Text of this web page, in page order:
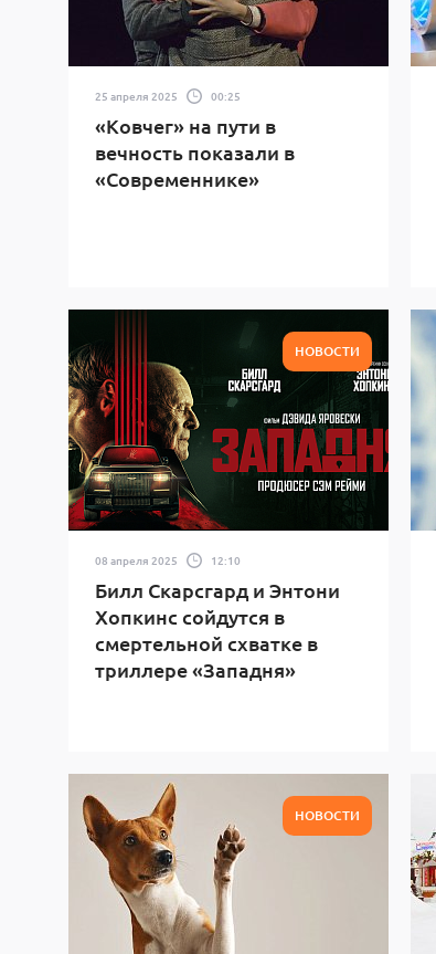
25 апреля 2025 00:25
«Ковчег» на пути в
вечность показали в
«Современнике»
НОВОСТИ
08 апреля 2025 12:10
Билл Скарсгард и Энтони
Хопкинс сойдутся в
смертельной схватке в
триллере «Западня»
НОВОСТИ